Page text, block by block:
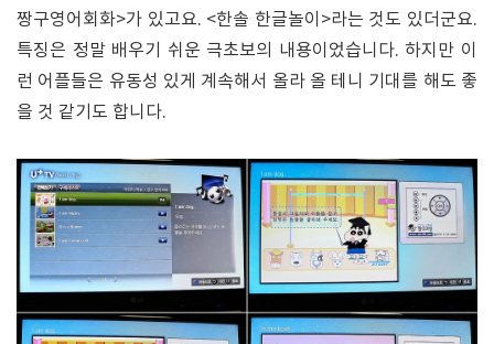
짱구영어회화>가 있고요. <한솔 한글놀이>라는 것도 있더군요.
특징은 정말 배우기 쉬운 극초보의 내용이었습니다. 하지만 이
런 어플들은 유동성 있게 계속해서 올라 올 테니 기대를 해도 좋
을 것 같기도 합니다.